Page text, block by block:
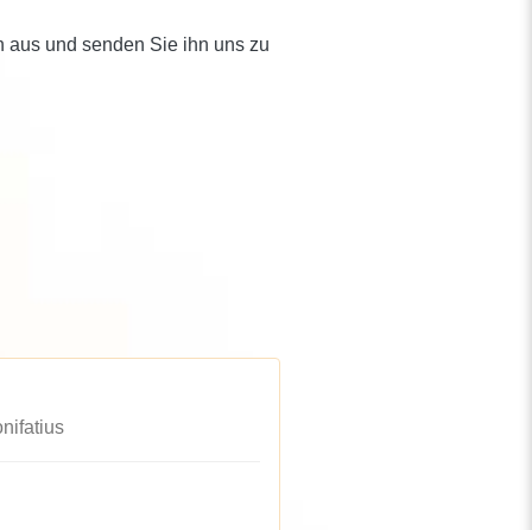
und senden Sie ihn uns zu